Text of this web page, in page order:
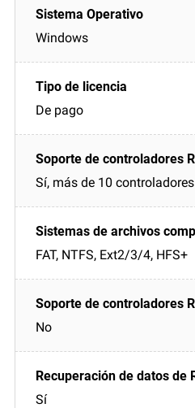
Windows
De pago
Sí, más de 10 controladores
FAT, NTFS, Ext2/3/4, HFS+
No
Sí